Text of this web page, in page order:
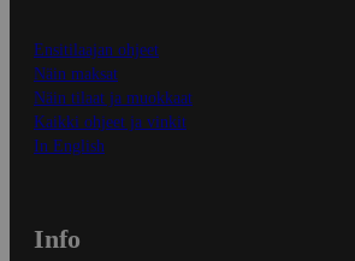
Ensitilaajan ohjeet
Näin maksat
Näin tilaat ja muokkaat
Kaikki ohjeet ja vinkit
In English
Info